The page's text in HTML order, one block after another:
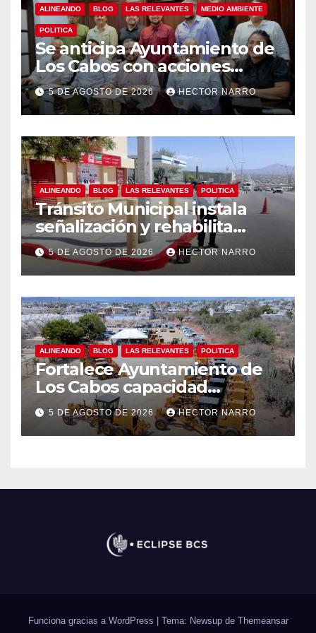
ALINEANDO BLOG LAS RELEVANTES MEDIO AMBIENTE
POLITICA
Se anticipa Ayuntamiento de
Los Cabos con acciones
preventivas ante lluvias en el
centro histórico
5 DE AGOSTO DE 2026 HECTOR NARRO
ALINEANDO BLOG LAS RELEVANTES POLITICA
Tránsito Municipal instala
señalización y rehabilita
cruces peatonales en Los
Cabos
5 DE AGOSTO DE 2026 HECTOR NARRO
ALINEANDO BLOG LAS RELEVANTES POLITICA
Fortalece Ayuntamiento de
Los Cabos capacidad
operativa de Servicios
Públicos con recursos del
FISAM
5 DE AGOSTO DE 2026 HECTOR NARRO
Funciona gracias a WordPress Tema: Newsup de Themeansar